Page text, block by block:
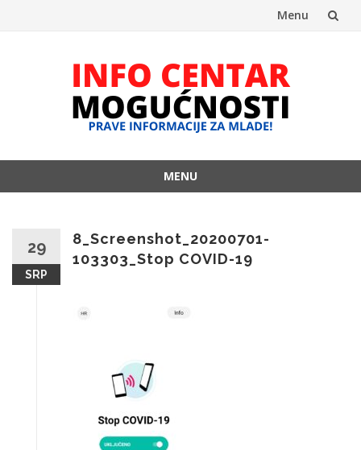
Menu
MENU
29
SRP
8_Screenshot_20200701-
103303_Stop COVID-19